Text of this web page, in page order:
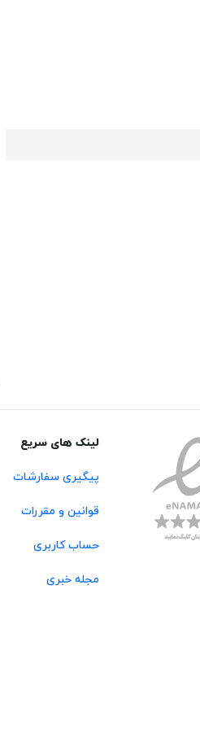
لینک های سریع
پیگیری سفارشات
قوانین و مقررات
حساب کاربری
مجله خبری